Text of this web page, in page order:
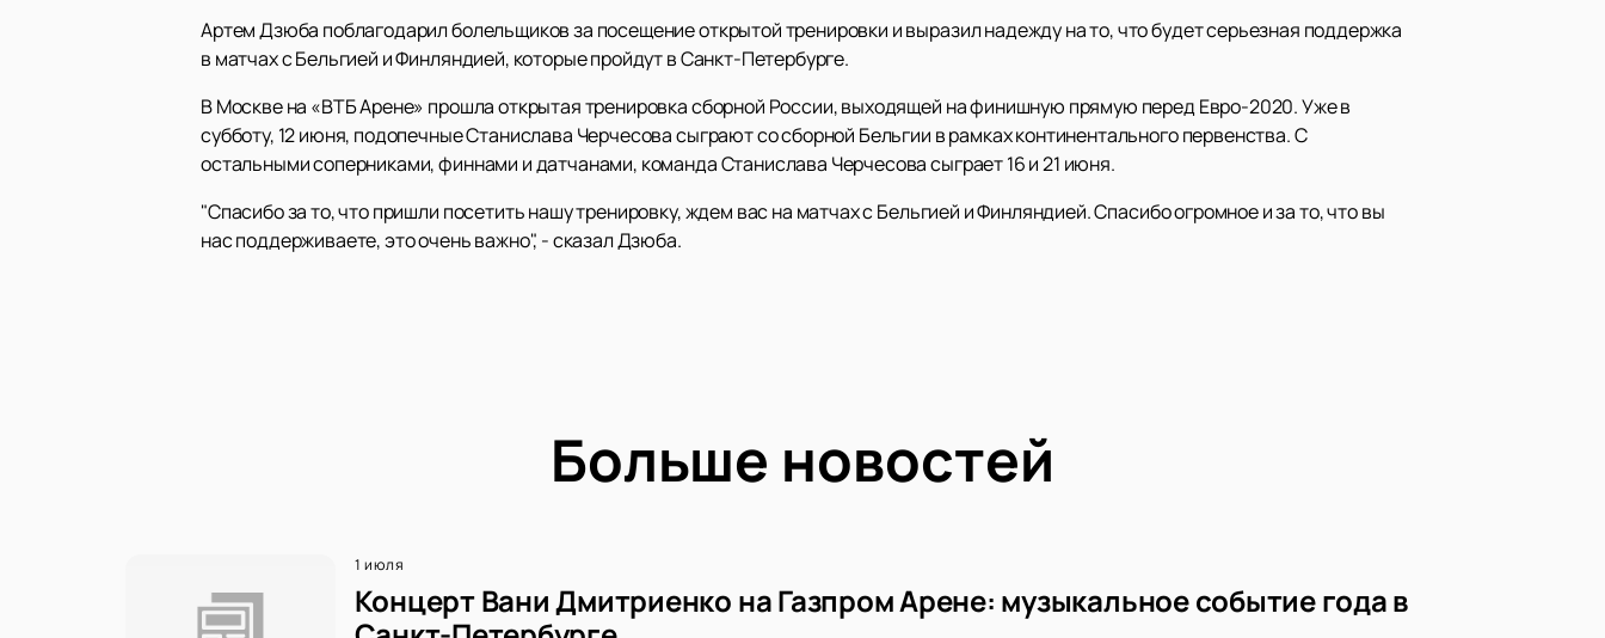
Артем Дзюба поблагодарил болельщиков за посещение открытой тренировки и выразил надежду на то, что будет серьезная поддержка
в матчах с Бельгией и Финляндией, которые пройдут в Санкт-Петербурге.
В Москве на «ВТБ Арене» прошла открытая тренировка сборной России, выходящей на финишную прямую перед Евро-2020. Уже в
субботу, 12 июня, подопечные Станислава Черчесова сыграют со сборной Бельгии в рамках континентального первенства. С
остальными соперниками, финнами и датчанами, команда Станислава Черчесова сыграет 16 и 21 июня.
"Спасибо за то, что пришли посетить нашу тренировку, ждем вас на матчах с Бельгией и Финляндией. Спасибо огромное и за то, что вы
нас поддерживаете, это очень важно", - сказал Дзюба.
Больше новостей
1 июля
Концерт Вани Дмитриенко на Газпром Арене: музыкальное событие года в